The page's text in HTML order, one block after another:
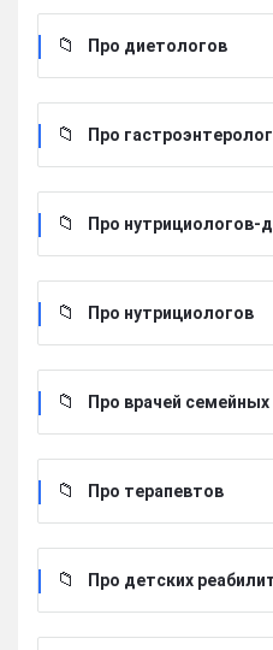
Про диетологов
Про
Про нутрициологов-
Про нутрициологов
Про врачей семейных
Про терапевтов
Про детских